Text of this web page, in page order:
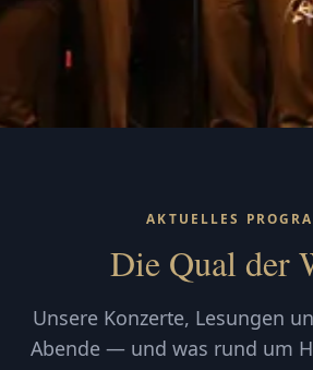
AKTUELLES
Die Qual der
Unsere Konzerte, Lesungen
Abende — und was rund um